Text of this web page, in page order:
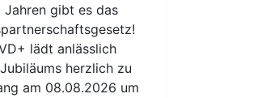
Jahren gibt es das
lädt anlässlich
herzlich zu
am 08.08.2026 um